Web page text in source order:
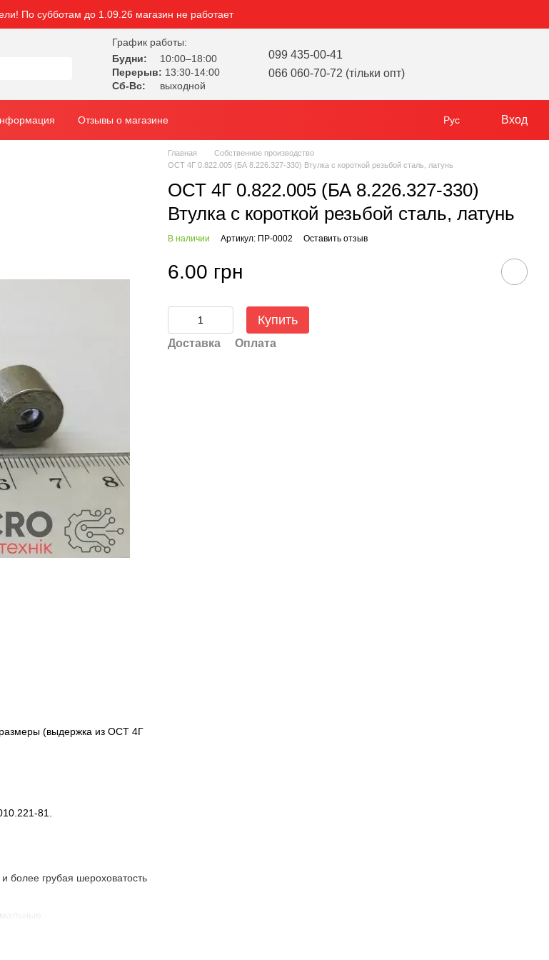
По субботам до 1.09.26 магазин не работает
График работы:
Будни:
10:00–18:00
Перерыв: 13:30-14:00
Сб-Вс:
выходной
099 435-00-41
066 060-70-72 (тільки опт)
Отзывы о магазине Рус Вход
(выдержка из ОСТ 4Г
81.
более грубая шероховатость
Главная
Собственное производство
ОСТ 4Г 0.822.005 (БА 8.226.327-330) Втулка с короткой резьбой сталь, латунь
ОСТ 4Г 0.822.005 (БА 8.226.327-330)
Втулка с короткой резьбой сталь, латунь
В наличии Артикул: ПР-0002 Оставить отзыв
6.00 грн
Купить
Доставка Оплата